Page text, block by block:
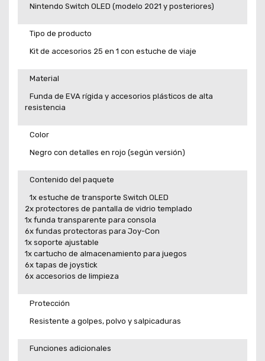
Nintendo Switch OLED (modelo 2021 y posteriores)
Tipo de producto
Kit de accesorios 25 en 1 con estuche de viaje
Material
Funda de EVA rígida y accesorios plásticos de alta
resistencia
Color
Negro con detalles en rojo (según versión)
Contenido del paquete
1x estuche de transporte Switch OLED
2x protectores de pantalla de vidrio templado
1x funda transparente para consola
6x fundas protectoras para Joy-Con
1x soporte ajustable
1x cartucho de almacenamiento para juegos
6x tapas de joystick
6x accesorios de limpieza
Protección
Resistente a golpes, polvo y salpicaduras
Funciones adicionales